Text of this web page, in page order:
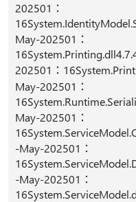
202501：
May-202501：
202501：
May-202501：
May-202501：
-May-202501：
-May-202501：